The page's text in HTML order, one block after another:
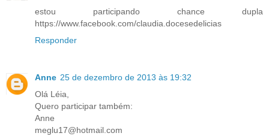
estou participando chance dupla
https://www.facebook.com/claudia.docesedelicias
Responder
Anne 25 de dezembro de 2013 às 19:32
Olá Léia,
Quero participar também:
Anne
meglu17@hotmail.com